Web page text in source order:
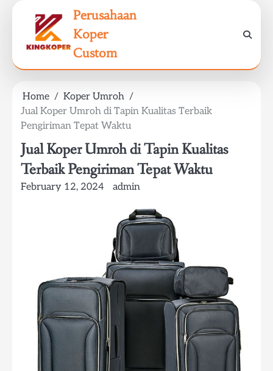
Perusahaan
Koper
Custom
Home
Koper Umroh
Jual Koper Umroh di Tapin Kualitas Terbaik
Pengiriman Tepat Waktu
Jual Koper Umroh di Tapin Kualitas
Terbaik Pengiriman Tepat Waktu
February 12, 2024 admin